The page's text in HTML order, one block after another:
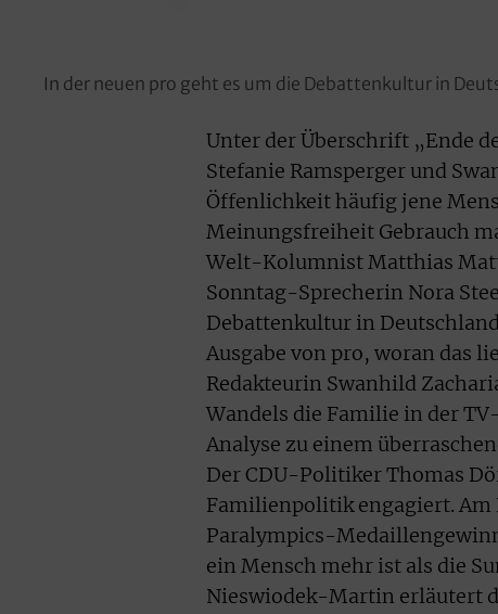
In der neuen pro geht es um die Debattenkultur in
Unter der Überschrift „Ende
Stefanie Ramsperger und
Öffenlichkeit häufig jene
Meinungsfreiheit Gebrauch
Welt-Kolumnist Matthias
Sonntag-Sprecherin Nora
Debattenkultur in
Ausgabe von pro, woran das
Redakteurin Swanhild
Wandels die Familie in der
Analyse zu einem
Der CDU-Politiker Thomas
Familienpolitik engagiert. Am
Paralympics-
ein Mensch mehr ist als die
Nieswiodek-Martin erläutert